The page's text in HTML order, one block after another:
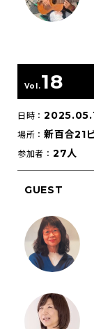
Vol.18
日時：
場所：新百合21
参加者： 27人
GUEST